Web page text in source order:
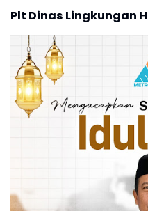
Plt Dinas Lingkungan